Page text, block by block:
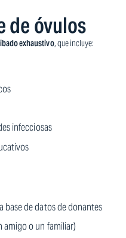
de óvulos
exhaustivo, que incluye:
infecciosas
base de datos de donantes
amigo o un familiar)